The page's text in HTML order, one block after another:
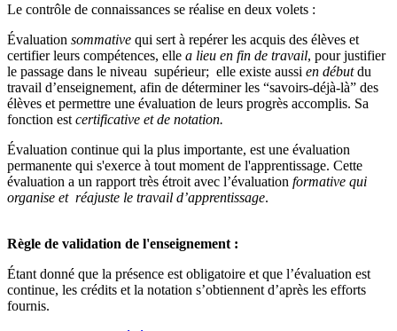
Le contrôle de connaissances se réalise en deux volets :
Évaluation sommative qui sert à repérer les acquis des élèves et
certifier leurs compétences, elle a lieu en fin de travail, pour justifier
le passage dans le niveau supérieur; elle existe aussi en débutdu
travail d’enseignement, afin de déterminer les “savoirs-déjà-là” des
élèves et permettre une évaluation de leurs progrès accomplis. Sa
fonction est certificative et de notation.
Évaluation continue qui la plus importante, est une évaluation
permanente qui s'exerce à tout moment de l'apprentissage. Cette
évaluation a un rapport très étroit avec l’évaluation formative qui
organise et réajuste le travail d’apprentissage.
Règle de validation de l'enseignement :
Étant donné que la présence est obligatoire et que l’évaluation est
continue, les crédits et la notation s’obtiennent d’après les efforts
fournis.